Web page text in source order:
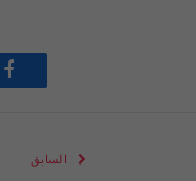
السابق